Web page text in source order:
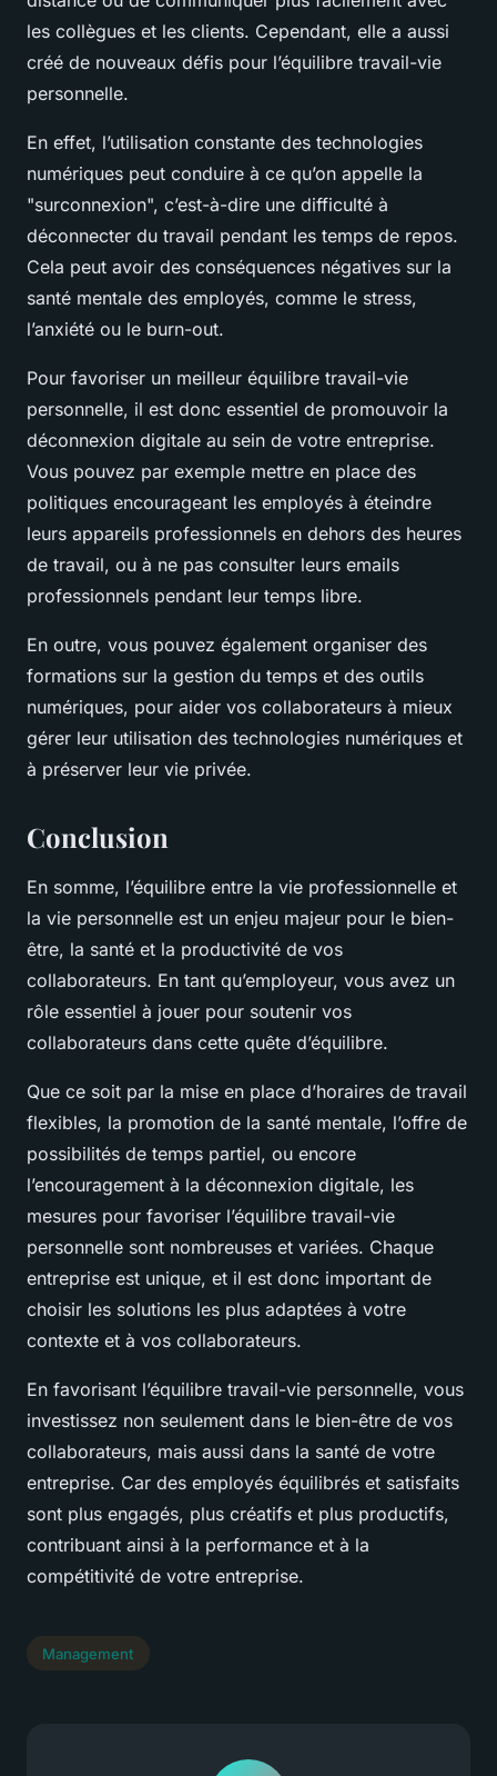
les collègues et les clients. Cependant, elle a aussi
créé de nouveaux défis pour l’équilibre travail-vie
personnelle.
En effet, l’utilisation constante des technologies
numériques peut conduire à ce qu’on appelle la
"surconnexion", c’est-à-dire une difficulté à
déconnecter du travail pendant les temps de repos.
Cela peut avoir des conséquences négatives sur la
santé mentale des employés, comme le stress,
l’anxiété ou le burn-out.
Pour favoriser un meilleur équilibre travail-vie
personnelle, il est donc essentiel de promouvoir la
déconnexion digitale au sein de votre entreprise.
Vous pouvez par exemple mettre en place des
politiques encourageant les employés à éteindre
leurs appareils professionnels en dehors des heures
de travail, ou à ne pas consulter leurs emails
professionnels pendant leur temps libre.
En outre, vous pouvez également organiser des
formations sur la gestion du temps et des outils
numériques, pour aider vos collaborateurs à mieux
gérer leur utilisation des technologies numériques et
à préserver leur vie privée.
Conclusion
En somme, l’équilibre entre la vie professionnelle et
la vie personnelle est un enjeu majeur pour le bien-
être, la santé et la productivité de vos
collaborateurs. En tant qu’employeur, vous avez un
rôle essentiel à jouer pour soutenir vos
collaborateurs dans cette quête d’équilibre.
Que ce soit par la mise en place d’horaires de travail
flexibles, la promotion de la santé mentale, l’offre de
possibilités de temps partiel, ou encore
l’encouragement à la déconnexion digitale, les
mesures pour favoriser l’équilibre travail-vie
personnelle sont nombreuses et variées. Chaque
entreprise est unique, et il est donc important de
choisir les solutions les plus adaptées à votre
contexte et à vos collaborateurs.
En favorisant l’équilibre travail-vie personnelle, vous
investissez non seulement dans le bien-être de vos
collaborateurs, mais aussi dans la santé de votre
entreprise. Car des employés équilibrés et satisfaits
sont plus engagés, plus créatifs et plus productifs,
contribuant ainsi à la performance et à la
compétitivité de votre entreprise.
Management